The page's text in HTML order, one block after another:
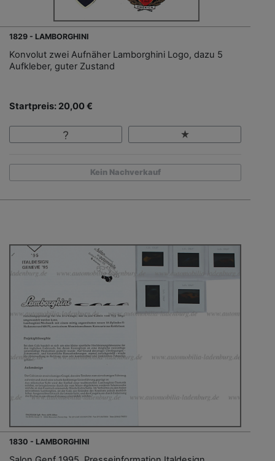
1829 - LAMBORGHINI
Konvolut zwei Aufnäher Lamborghini Logo, dazu 5
Aufkleber, guter Zustand
Startpreis: 20,00 €
Kein Nachverkauf
1830 - LAMBORGHINI